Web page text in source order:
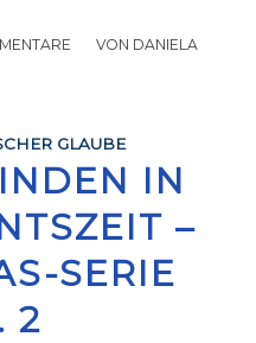
/ VON DANIELA
GLAUBE
IN
–
SERIE
2